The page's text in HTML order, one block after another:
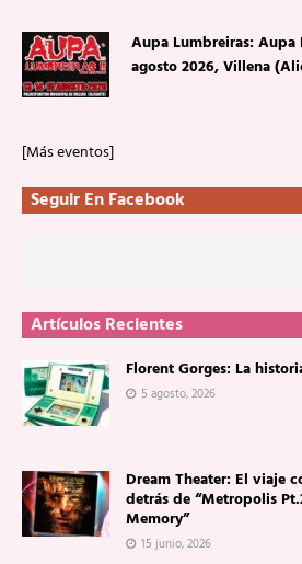
Aupa Lumbreiras: Aupa
agosto 2026, Villena
[Más eventos]
Seguir En Facebook
Artículos Recientes
Florent Gorges: La
5 agosto, 2026
Dream Theater: El viaje
detrás de “Metropolis
Memory”
15 junio, 2026